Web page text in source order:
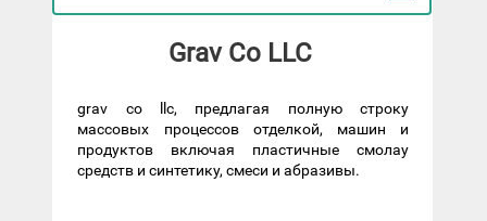
Grav Co LLC
grav co llc, предлагая полную строку
массовых процессов отделкой, машин и
продуктов включая пластичные смолау
средств и синтетику, смеси и абразивы.